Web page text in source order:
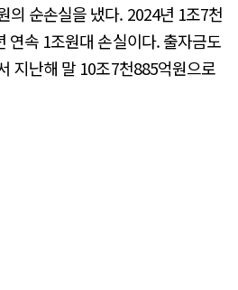
의 순손실을 냈다. 2024년 1조7천
연속 1조원대 손실이다. 출자금도
지난해 말 10조7천885억원으로